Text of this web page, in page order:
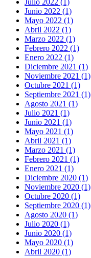
Junio 2022 (1)
Mayo 2022 (1)
Abril 2022 (1)
Marzo 2022 (1)
Febrero 2022 (1)
Enero 2022 (1)
Diciembre 2021 (1)
Noviembre 2021 (1)
Octubre 2021 (1)
Septiembre 2021 (1)
Agosto 2021 (1)
Julio 2021 (1)
Junio 2021 (1)
Mayo 2021 (1)
Abril 2021 (1)
Marzo 2021 (1)
Febrero 2021 (1)
Enero 2021 (1)
Diciembre 2020 (1)
Noviembre 2020 (1)
Octubre 2020 (1)
Septiembre 2020 (1)
Agosto 2020 (1)
Julio 2020 (1)
Junio 2020 (1)
Mayo 2020 (1)
Abril 2020 (1)